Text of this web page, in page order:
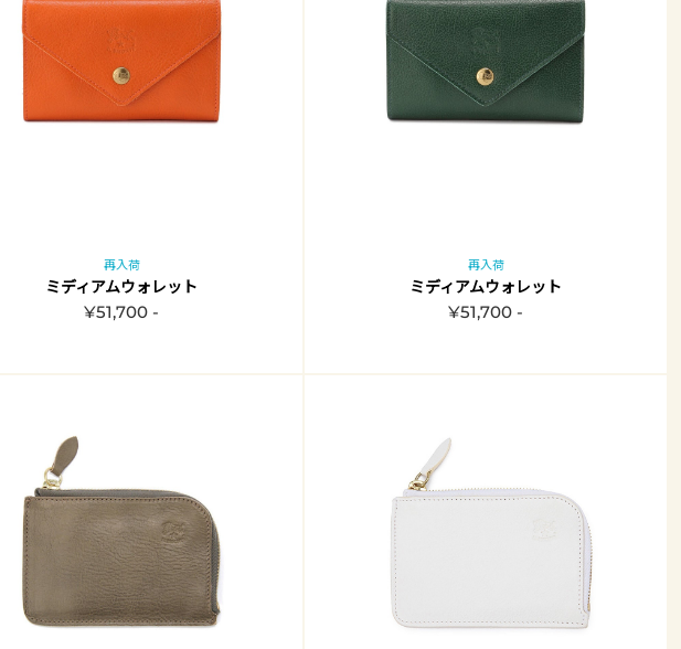
再入荷
ミディアムウォレット
¥51,700 -
再入荷
ミディアムウォレット
¥51,700 -